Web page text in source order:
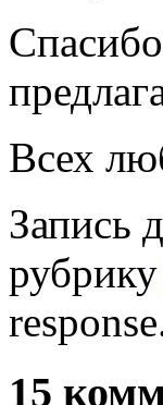
Всех
Запись
рубрику
15